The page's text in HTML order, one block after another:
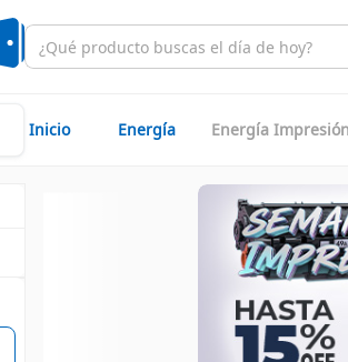
Inicio Energía Energía